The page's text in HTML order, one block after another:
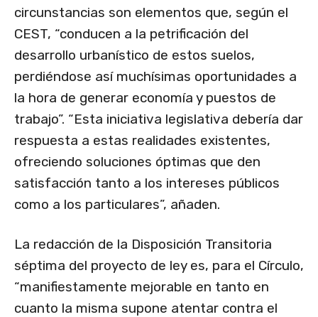
circunstancias son elementos que, según el
CEST, “conducen a la petrificación del
desarrollo urbanístico de estos suelos,
perdiéndose así muchísimas oportunidades a
la hora de generar economía y puestos de
trabajo”. “Esta iniciativa legislativa debería dar
respuesta a estas realidades existentes,
ofreciendo soluciones óptimas que den
satisfacción tanto a los intereses públicos
como a los particulares”, añaden.
La redacción de la Disposición Transitoria
séptima del proyecto de ley es, para el Círculo,
“manifiestamente mejorable en tanto en
cuanto la misma supone atentar contra el